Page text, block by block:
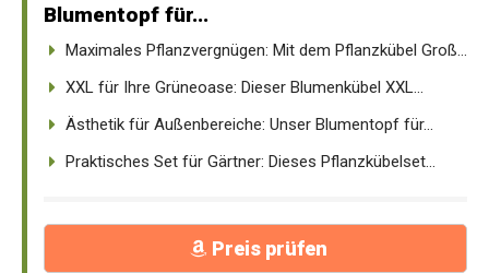
Blumentopf für...
Maximales Pflanzvergnügen: Mit dem Pflanzkübel Groß...
XXL für Ihre Grüneoase: Dieser Blumenkübel XXL...
Ästhetik für Außenbereiche: Unser Blumentopf für...
Praktisches Set für Gärtner: Dieses Pflanzkübelset...
Preis prüfen